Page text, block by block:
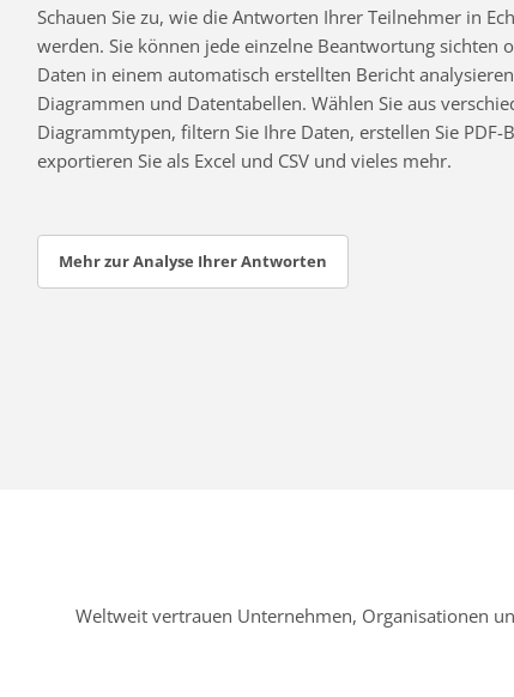
Schauen Sie zu, wie die Antworten Ihrer Teilnehmer in
werden. Sie können jede einzelne Beantwortung sichten
Daten in einem automatisch erstellten Bericht
Diagrammen und Datentabellen. Wählen Sie aus
Diagrammtypen, filtern Sie Ihre Daten, erstellen Sie PDF-
exportieren Sie als Excel und CSV und vieles mehr.
Mehr zur Analyse Ihrer Antworten
Weltweit vertrauen Unternehmen, Organisationen